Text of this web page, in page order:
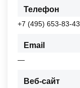
Телефон
+7 (495) 653-83-43
Email
—
Веб-сайт